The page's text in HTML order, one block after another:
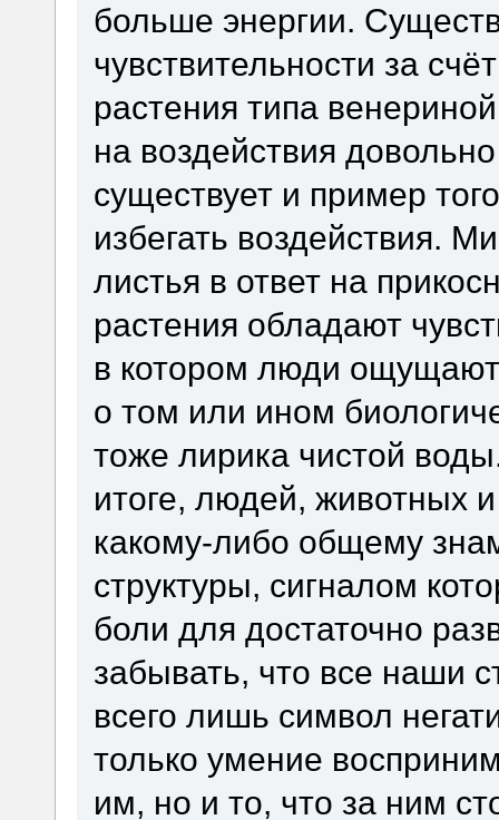
больше энергии.
чувствительности за
растения типа
на воздействия
существует и пример
избегать воздействия.
листья в ответ на
растения обладают
в котором люди
о том или ином
тоже лирика чистой
итоге, людей, животных
какому-либо общему
структуры, сигналом
боли для достаточно
забывать, что все наши
всего лишь символ
только умение
им, но и то, что за ним